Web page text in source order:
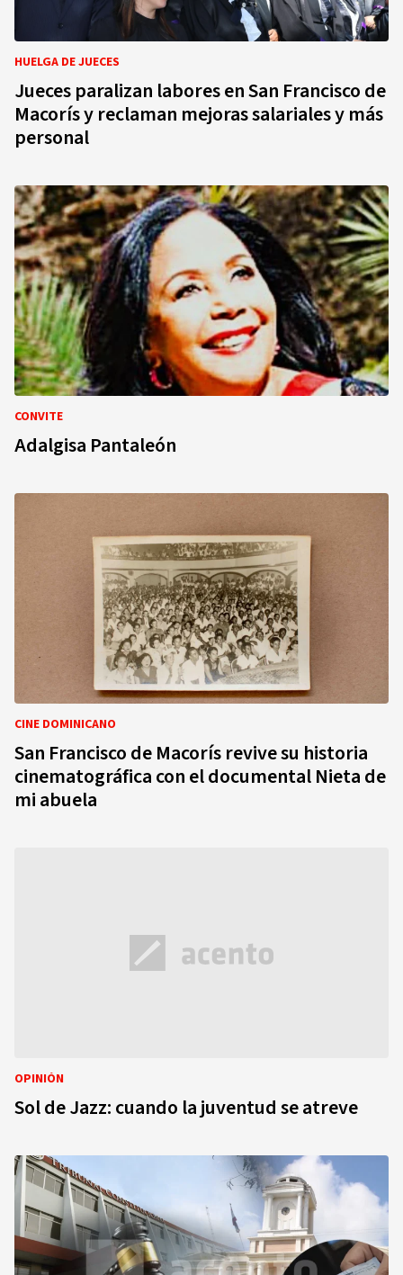
HUELGA DE JUECES
Jueces paralizan labores en San Francisco de
Macorís y reclaman mejoras salariales y más
personal
CONVITE
Adalgisa Pantaleón
CINE DOMINICANO
San Francisco de Macorís revive su historia
cinematográfica con el documental Nieta de
mi abuela
OPINIÓN
Sol de Jazz: cuando la juventud se atreve